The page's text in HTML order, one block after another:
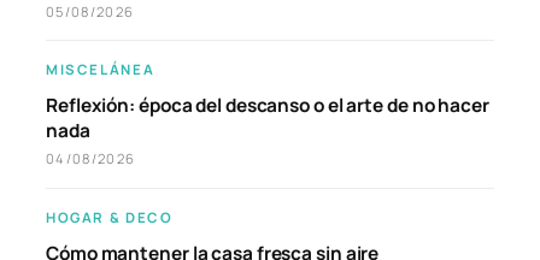
05/08/2026
MISCELÁNEA
Reflexión: época del descanso o el arte de no hacer
nada
04/08/2026
HOGAR & DECO
Cómo mantener la casa fresca sin aire